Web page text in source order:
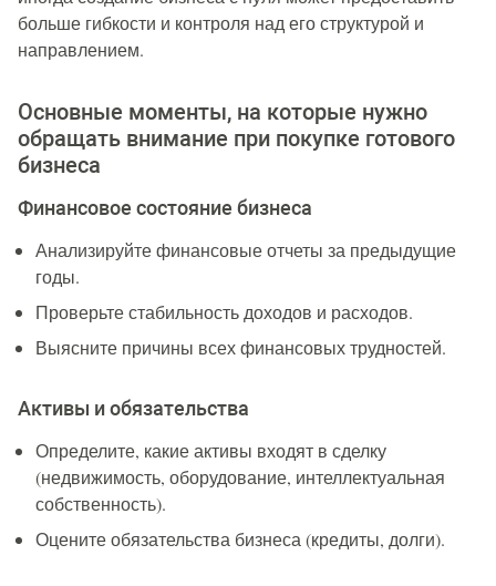
больше гибкости и контроля над его структурой и
направлением.
Основные моменты, на которые нужно
обращать внимание при покупке готового
бизнеса
Финансовое состояние бизнеса
Анализируйте финансовые отчеты за предыдущие
годы.
Проверьте стабильность доходов и расходов.
Выясните причины всех финансовых трудностей.
Активы и обязательства
Определите, какие активы входят в сделку
(недвижимость, оборудование, интеллектуальная
собственность).
Оцените обязательства бизнеса (кредиты, долги).